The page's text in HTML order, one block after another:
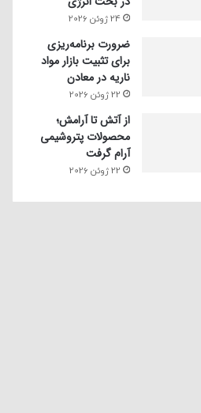
24 ژوئن 2026
ضرورت برنامه‌ریزی
برای تثبیت بازار مواد
ناریه در معادن
22 ژوئن 2026
از آتش تا آرامش؛
محصولات پتروشیمی
آرام گرفت
22 ژوئن 2026